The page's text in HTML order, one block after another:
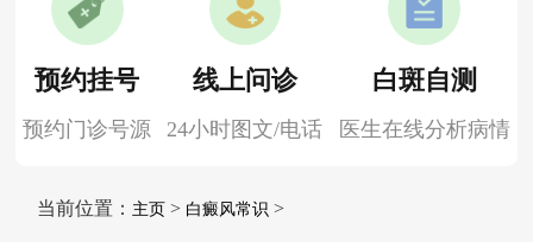
预约挂号
预约门诊号源
线上问诊
24小时图文/电话
白斑自测
医生在线分析病情
当前位置： 主页> 白癜风常识 >